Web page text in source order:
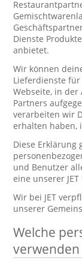
Dienste
anbietet.
Wir können
Lieferdienste
Webseite, in
Partners
verarbeiten wir
erhalten haben,
Diese
und Benutzer
eine unserer
Wir bei JET
unserer
Welche